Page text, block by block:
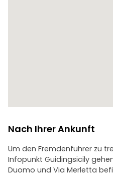
Nach Ihrer Ankunft
Um den Fremdenführer zu
Infopunkt Guidingsicily
Duomo und Via Merletta